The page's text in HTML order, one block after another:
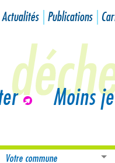
Actualités Publications
Moins